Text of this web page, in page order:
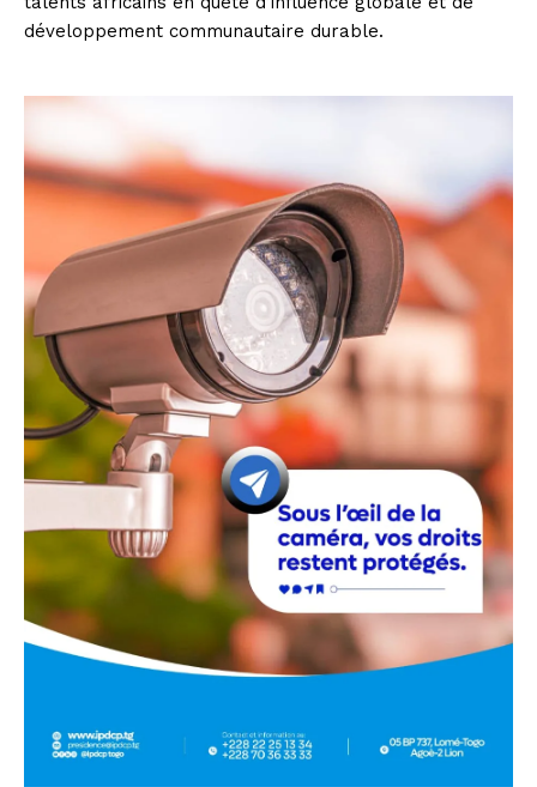
développement communautaire durable.